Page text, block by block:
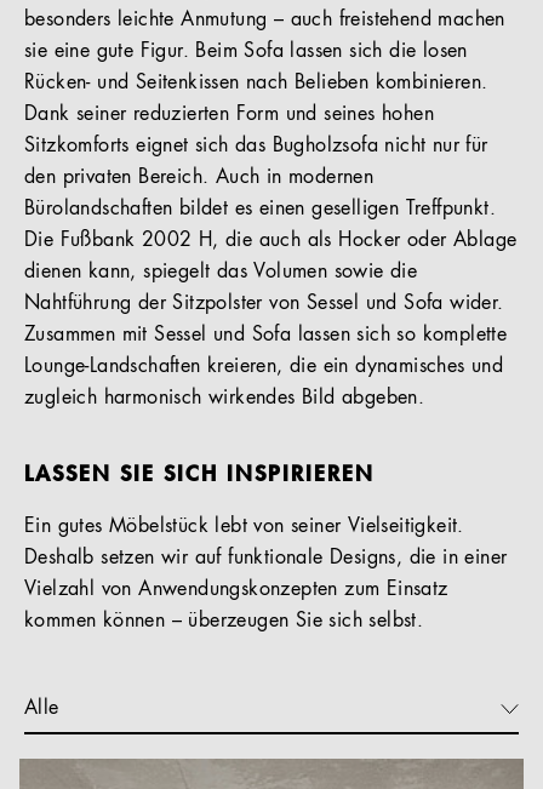
besonders leichte Anmutung – auch freistehend machen
sie eine gute Figur. Beim Sofa lassen sich die losen
Rücken- und Seitenkissen nach Belieben kombinieren.
Dank seiner reduzierten Form und seines hohen
Sitzkomforts eignet sich das Bugholzsofa nicht nur für
den privaten Bereich. Auch in modernen
Bürolandschaften bildet es einen geselligen Treffpunkt.
Die Fußbank 2002 H, die auch als Hocker oder Ablage
dienen kann, spiegelt das Volumen sowie die
Nahtführung der Sitzpolster von Sessel und Sofa wider.
Zusammen mit Sessel und Sofa lassen sich so komplette
Lounge-Landschaften kreieren, die ein dynamisches und
zugleich harmonisch wirkendes Bild abgeben.
LASSEN SIE SICH INSPIRIEREN
Ein gutes Möbelstück lebt von seiner Vielseitigkeit.
Deshalb setzen wir auf funktionale Designs, die in einer
Vielzahl von Anwendungskonzepten zum Einsatz
kommen können – überzeugen Sie sich selbst.
Alle